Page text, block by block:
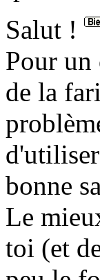
Salut !
Pour un
de la
bonne
Le
toi (et